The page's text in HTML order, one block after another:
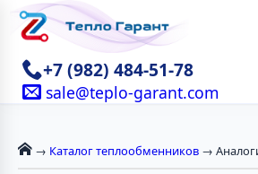
+7 (982) 484-51-78
sale@teplo-garant.com
→ Каталог теплообменников →